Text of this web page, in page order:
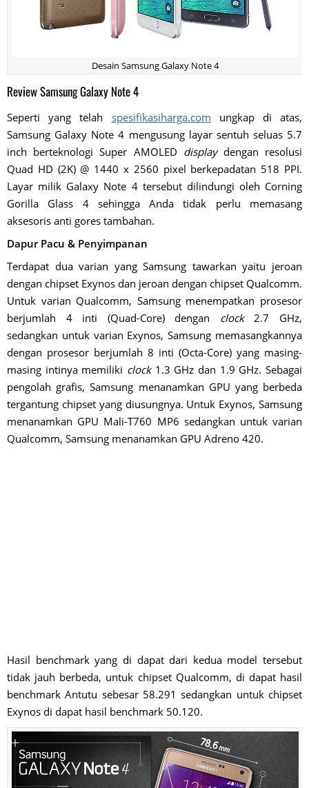
Desain Samsung Galaxy Note 4
Review Samsung Galaxy Note 4
Seperti yang telah spesifikasiharga.com ungkap di atas,
Samsung Galaxy Note 4 mengusung layar sentuh seluas 5.7
inch berteknologi Super AMOLED displaydengan resolusi
Quad HD (2K) @ 1440 x 2560 pixel berkepadatan 518 PPI.
Layar milik Galaxy Note 4 tersebut dilindungi oleh Corning
Gorilla Glass 4 sehingga Anda tidak perlu memasang
aksesoris anti gores tambahan.
Dapur Pacu & Penyimpanan
Terdapat dua varian yang Samsung tawarkan yaitu jeroan
dengan chipset Exynos dan jeroan dengan chipset Qualcomm.
Untuk varian Qualcomm, Samsung menempatkan prosesor
berjumlah 4 inti (Quad-Core) dengan clock2.7 GHz,
sedangkan untuk varian Exynos, Samsung memasangkannya
dengan prosesor berjumlah 8 inti (Octa-Core) yang masing-
masing intinya memiliki clock1.3 GHz dan 1.9 GHz. Sebagai
pengolah grafis, Samsung menanamkan GPU yang berbeda
tergantung chipset yang diusungnya. Untuk Exynos, Samsung
menanamkan GPU Mali-T760 MP6 sedangkan untuk varian
Qualcomm, Samsung menanamkan GPU Adreno 420.
Hasil benchmark yang di dapat dari kedua model tersebut
tidak jauh berbeda, untuk chipset Qualcomm, di dapat hasil
benchmark Antutu sebesar 58.291 sedangkan untuk chipset
Exynos di dapat hasil benchmark 50.120.